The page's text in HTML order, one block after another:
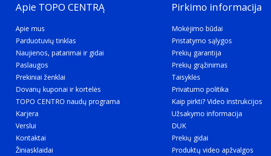
Apie TOPO CENTRĄ
Apie mus
Parduotuvių tinklas
Naujienos, patarimai ir gidai
Paslaugos
Prekiniai ženklai
Dovanų kuponai ir kortelės
TOPO CENTRO naudų programa
Karjera
Verslui
Kontaktai
Žiniasklaidai
Pirkimo informacija
Mokėjimo būdai
Pristatymo sąlygos
Prekių garantija
Prekių grąžinimas
Taisyklės
Privatumo politika
Kaip pirkti? Video instrukcijos
Užsakymo informacija
DUK
Prekių gidai
Produktų video apžvalgos